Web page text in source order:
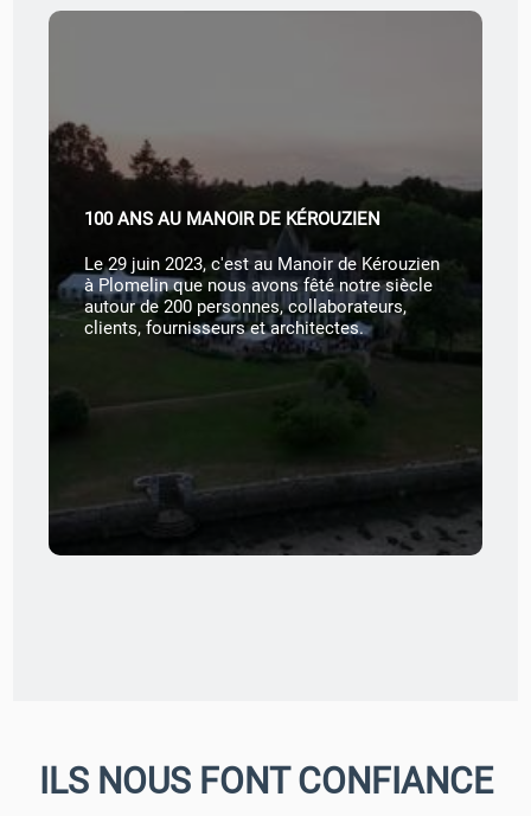
100 ANS AU MANOIR DE KÉROUZIEN
Le 29 juin 2023, c'est au Manoir de Kérouzien
à Plomelin que nous avons fêté notre siècle
autour de 200 personnes, collaborateurs,
clients, fournisseurs et architectes.
ILS NOUS FONT CONFIANCE